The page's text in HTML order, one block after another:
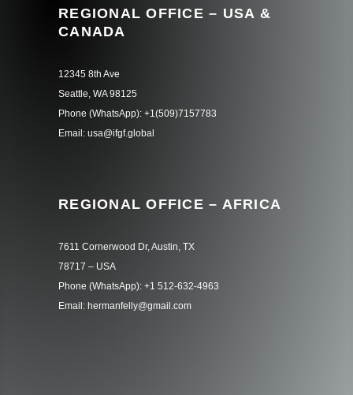
REGIONAL OFFICE – USA &
CANADA
12345 8th Ave
Seattle, WA 98125
Phone (WhatsApp): +1(509)7157783
Email: usa@ifgf.global
REGIONAL OFFICE – AFRICA
7611 Cornerwood Dr, Austin, TX
78717 – USA
Phone (WhatsApp): +1 512-632-4963
Email: hermanfelly@gmail.com